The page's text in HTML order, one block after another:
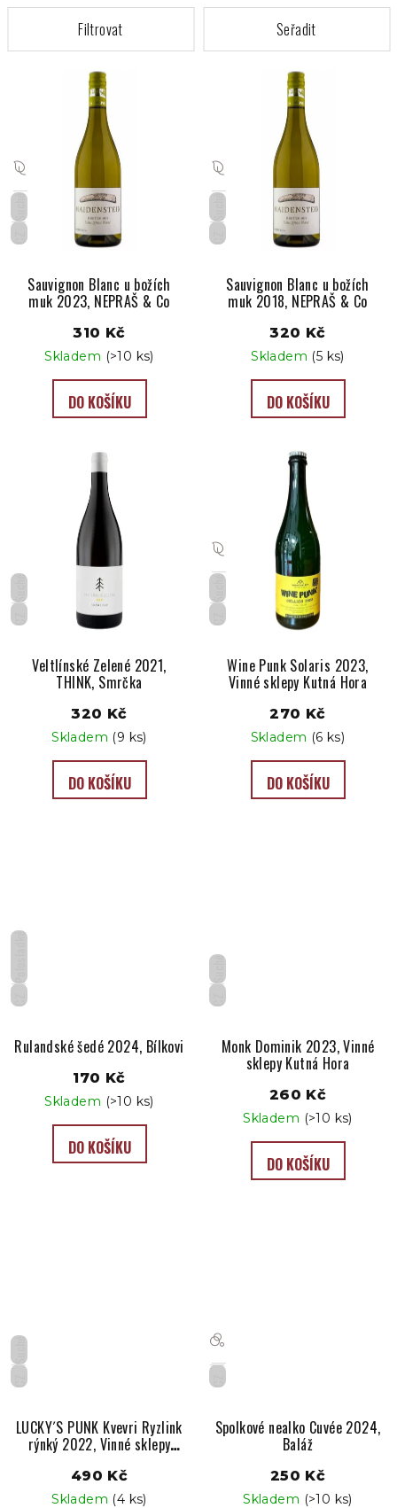
s
p
r
o
Suché
CZ
Sauvignon Blanc u božích
muk 2023, NEPRAŠ & Co
310 Kč
Skladem (>10 ks)
DO KOŠÍKU
Suché
CZ
Sauvignon Blanc u božích
muk 2018, NEPRAŠ & Co
320 Kč
Skladem (5 ks)
DO KOŠÍKU
Suché
CZ
Veltlínské Zelené 2021,
THINK, Smrčka
320 Kč
Skladem (9 ks)
DO KOŠÍKU
Suché
CZ
Wine Punk Solaris 2023,
Vinné sklepy Kutná Hora
270 Kč
Skladem (6 ks)
DO KOŠÍKU
CZ
Rulandské šedé 2024, Bílkovi
170 Kč
Skladem (>10 ks)
DO KOŠÍKU
Suché
CZ
Monk Dominik 2023, Vinné
sklepy Kutná Hora
260 Kč
Skladem (>10 ks)
DO KOŠÍKU
Suché
CZ
LUCKY´S PUNK Kvevri Ryzlink
rýnký 2022, Vinné sklepy
490 Kč
Skladem (4 ks)
CZ
Spolkové nealko Cuvée 2024,
Baláž
250 Kč
Skladem (>10 ks)